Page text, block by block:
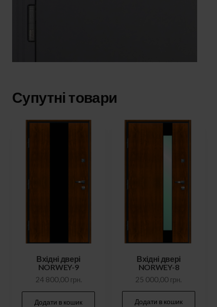
Супутні товари
Вхідні двері
NORWEY-9
24 800,00 грн.
Додати в кошик
Вхідні двері
NORWEY-8
25 000,00 грн.
Додати в кошик